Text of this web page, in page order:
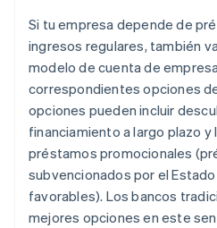
Si tu empresa depende de
ingresos regulares, también
modelo de cuenta de
correspondientes opciones
opciones pueden incluir
financiamiento a largo plazo y
préstamos promocionales
subvencionados por el
favorables). Los bancos
mejores opciones en este